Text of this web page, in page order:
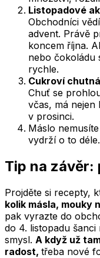
Listopadové
Obchodníci
advent. Právě
koncem října.
nebo čokoládu
rychle.
Cukroví
Chuť se
včas, má
v prosinci.
Máslo
vydrží o to déle.
Tip na závěr:
Projděte si recepty,
kolik másla, mouky
pak vyrazte do
do 4. listopadu
smysl. A když už
radost, třeba nové